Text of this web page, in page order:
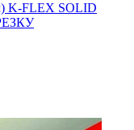
K-FLEX SOLID